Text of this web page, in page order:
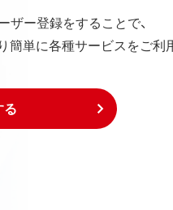
ザー登録をすることで、
単に各種サービスをご利
る